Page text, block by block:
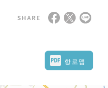
SHARE
항로맵